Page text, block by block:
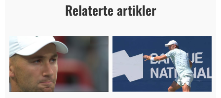
Relaterte artikler